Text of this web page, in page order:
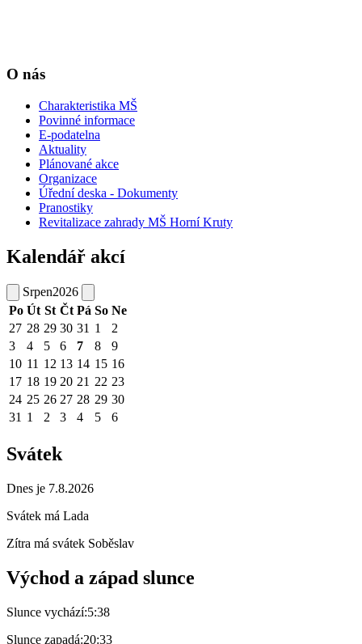
O nás
Charakteristika MŠ
Povinné informace
E-podatelna
Aktuality
Plánované akce
Organizace
Úřední deska - Dokumenty
Pranostiky
Revitalizace zahrady MŠ Horní Kruty
Kalendář akcí
Srpen2026
Po Út St Čt Pá So Ne
27 28 29 30 31 1
2
3
4 5 6 7 8
9
10 11 12 13 14 15 16
17 18 19 20 21 22 23
24 25 26 27 28 29 30
31 1 2 3 4 5 6
Svátek
Dnes je 7.8.2026
Svátek má Lada
Zítra má svátek Soběslav
Východ a západ slunce
Slunce vychází:5:38
Slunce zapadá:20:33